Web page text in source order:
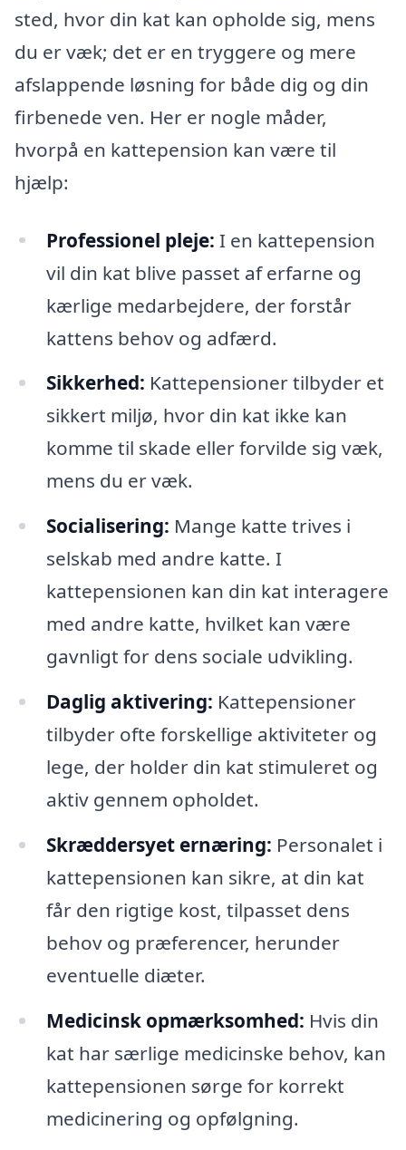
sted, hvor din kat kan opholde sig, mens
du er væk; det er en tryggere og mere
afslappende løsning for både dig og din
firbenede ven. Her er nogle måder,
hvorpå en kattepension kan være til
hjælp:
Professionel pleje: I en kattepension
vil din kat blive passet af erfarne og
kærlige medarbejdere, der forstår
kattens behov og adfærd.
Sikkerhed: Kattepensioner tilbyder et
sikkert miljø, hvor din kat ikke kan
komme til skade eller forvilde sig væk,
mens du er væk.
Socialisering: Mange katte trives i
selskab med andre katte. I
kattepensionen kan din kat interagere
med andre katte, hvilket kan være
gavnligt for dens sociale udvikling.
Daglig aktivering: Kattepensioner
tilbyder ofte forskellige aktiviteter og
lege, der holder din kat stimuleret og
aktiv gennem opholdet.
Skræddersyet ernæring: Personalet i
kattepensionen kan sikre, at din kat
får den rigtige kost, tilpasset dens
behov og præferencer, herunder
eventuelle diæter.
Medicinsk opmærksomhed: Hvis din
kat har særlige medicinske behov, kan
kattepensionen sørge for korrekt
medicinering og opfølgning.